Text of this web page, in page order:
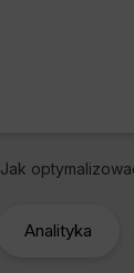
Jak
Analityka